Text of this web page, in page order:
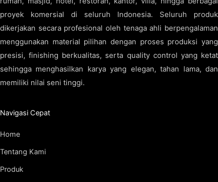
proyek komersial di seluruh Indonesia. Seluruh produk
dikerjakan secara profesional oleh tenaga ahli berpengalaman
menggunakan material pilihan dengan proses produksi yang
presisi, finishing berkualitas, serta quality control yang ketat
sehingga menghasilkan karya yang elegan, tahan lama, dan
memiliki nilai seni tinggi.
Navigasi Cepat
Home
Tentang Kami
Produk